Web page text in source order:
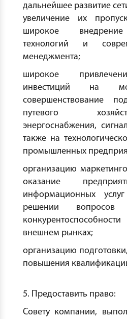
дальнейшее развитие
увеличение их
широкое внедрение
технологий и
менеджмента;
широкое
инвестиций на
совершенствование
путевого
энергоснабжения,
также на
промышленных
организацию
оказание
информационных
решении
внешнем рынках;
организацию
повышения
5. Предоставить право:
Совету компании,